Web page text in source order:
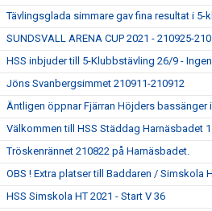
Tävlingsglada simmare gav fina resultat i 5-
SUNDSVALL ARENA CUP 2021 - 210925-
HSS inbjuder till 5-Klubbstävling 26/9 -
Jöns Svanbergsimmet 210911-210912
Äntligen öppnar Fjärran Höjders bassänger
Välkommen till HSS Städdag Harnäsbadet
Tröskenrännet 210822 på Harnäsbadet.
OBS ! Extra platser till Baddaren / Simskola
HSS Simskola HT 2021 - Start V 36